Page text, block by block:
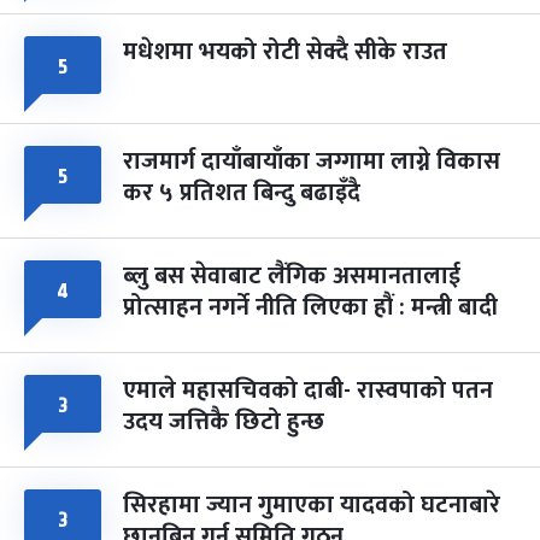
५ मधेशमा भयको रोटी सेक्दै सीके राउत
५ राजमार्ग दायाँबायाँका जग्गामा लाग्ने विकास
कर ५ प्रतिशत बिन्दु बढाइँदै
४ ब्लु बस सेवाबाट लैंगिक असमानतालाई
प्रोत्साहन नगर्ने नीति लिएका हौं : मन्त्री बादी
३ एमाले महासचिवको दाबी- रास्वपाको पतन
उदय जत्तिकै छिटो हुन्छ
३ सिरहामा ज्यान गुमाएका यादवको घटनाबारे